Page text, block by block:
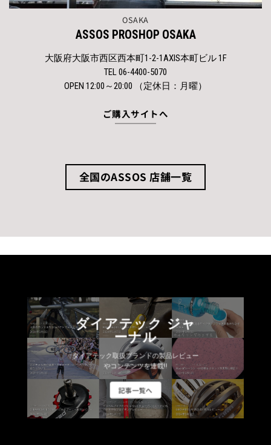
OSAKA
ASSOS PROSHOP OSAKA
大阪府大阪市西区西本町1-2-1AXIS本町ビル 1F
TEL 06-4400-5070
OPEN 12:00～20:00 （定休日：月曜）
ご購入サイトへ
全国のASSOS 店舗一覧
ダイアテック ジャ
ーナル
ダイアテック取扱ブランドの製品レビュー
やコンテンツを連載!!
記事一覧へ